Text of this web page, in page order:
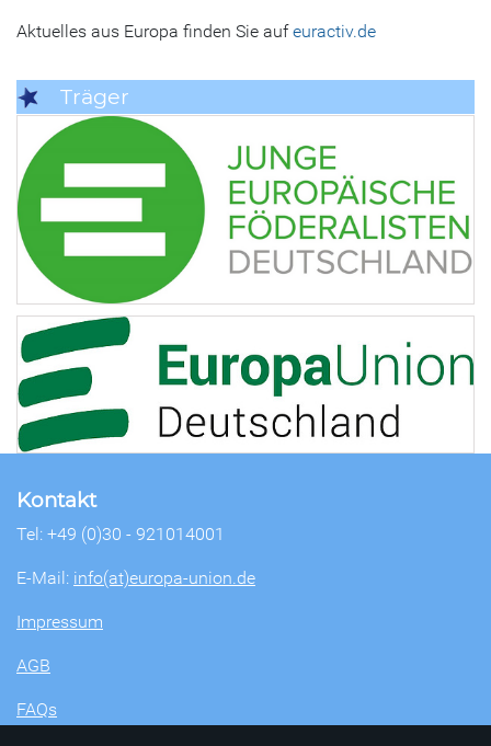
Aktuelles aus Europa finden Sie aufeuractiv.de
Träger
Kontakt
Tel: +49 (0)30 - 921014001
E-Mail: info(at)europa-union.de
Impressum
AGB
FAQs